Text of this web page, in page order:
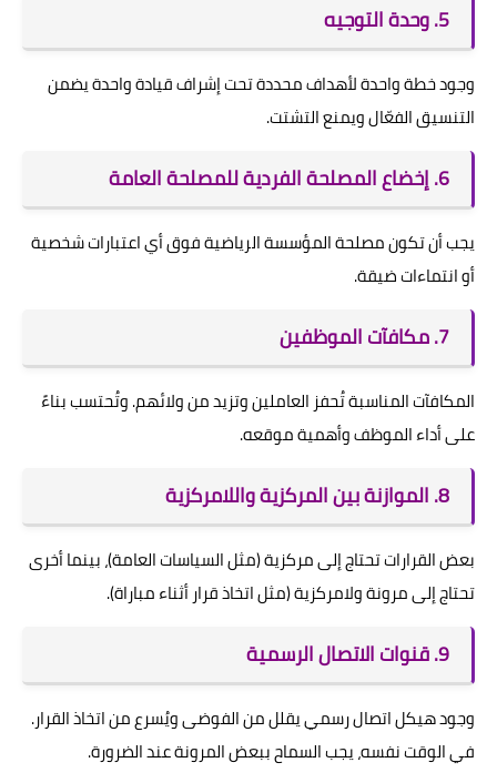
5. وحدة التوجيه
وجود خطة واحدة لأهداف محددة تحت إشراف قيادة واحدة يضمن
التنسيق الفعّال ويمنع التشتت.
6. إخضاع المصلحة الفردية للمصلحة العامة
يجب أن تكون مصلحة المؤسسة الرياضية فوق أي اعتبارات شخصية
أو انتماءات ضيقة.
7. مكافآت الموظفين
المكافآت المناسبة تُحفز العاملين وتزيد من ولائهم. وتُحتسب بناءً
على أداء الموظف وأهمية موقعه.
8. الموازنة بين المركزية واللامركزية
بعض القرارات تحتاج إلى مركزية (مثل السياسات العامة)، بينما أخرى
تحتاج إلى مرونة ولامركزية (مثل اتخاذ قرار أثناء مباراة).
9. قنوات الاتصال الرسمية
وجود هيكل اتصال رسمي يقلل من الفوضى ويُسرع من اتخاذ القرار.
في الوقت نفسه، يجب السماح ببعض المرونة عند الضرورة.